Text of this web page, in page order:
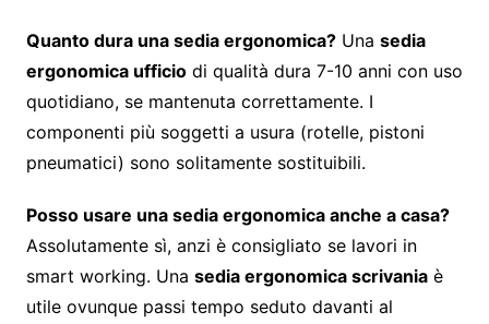
Quanto dura una sedia ergonomica?Una sedia
ergonomica ufficiodi qualità dura 7-10 anni con uso
quotidiano, se mantenuta correttamente. I
componenti più soggetti a usura (rotelle, pistoni
pneumatici) sono solitamente sostituibili.
Posso usare una sedia ergonomica anche a casa?
Assolutamente sì, anzi è consigliato se lavori in
smart working. Una sedia ergonomica scrivaniaè
utile ovunque passi tempo seduto davanti al